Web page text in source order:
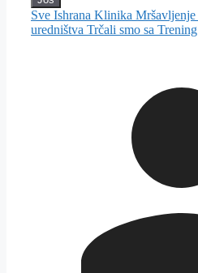
Sve Ishrana Klinika Mršavljenje
uredništva Trčali smo sa Trening